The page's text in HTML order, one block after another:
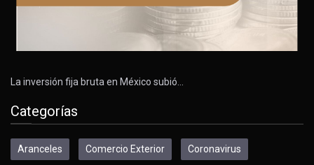
La inversión fija bruta en México subió…
Categorías
Aranceles Comercio Exterior Coronavirus